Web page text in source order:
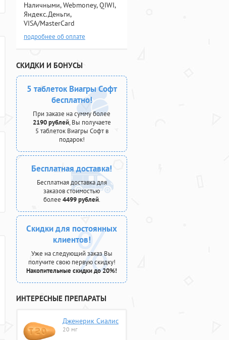
Наличными, Webmoney, QIWI,
Яндекс.Деньги,
VISA/MasterCard
подробнее об оплате
СКИДКИ И БОНУСЫ
5 таблеток Виагры Софт
бесплатно!
При заказе на сумму более
2190 рублей, Вы получаете
5 таблеток Виагры Софт в
подарок!
Бесплатная доставка!
Бесплатная доставка для
заказов стоимостью
более 4499 рублей.
Скидки для постоянных
клиентов!
Уже на следующий заказ Вы
получите свою первую скидку!
Накопительные скидки до 20%!
ИНТЕРЕСНЫЕ ПРЕПАРАТЫ
Дженерик Сиалис
20 мг